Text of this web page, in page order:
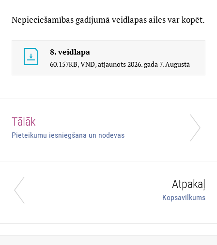
Nepieciešamības gadījumā veidlapas ailes var kopēt.
8. veidlapa
60.157KB,VND,atjaunots2026. gada 7. Augustā
Tālāk
Pieteikumu iesniegšana un nodevas
Atpakaļ
Kopsavilkums